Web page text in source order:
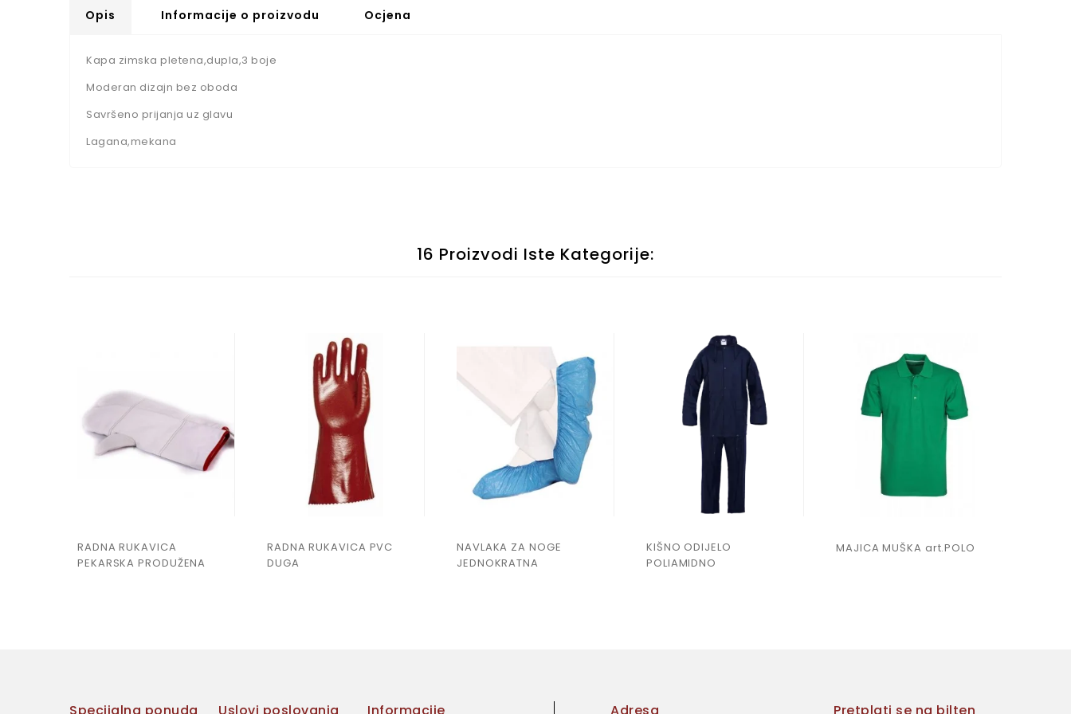
Opis Informacije o proizvodu Ocjena
Kapa zimska pletena,dupla,3 boje
Moderan dizajn bez oboda
Savršeno prijanja uz glavu
Lagana,mekana
16 Proizvodi Iste Kategorije:
RADNA RUKAVICA
PEKARSKA PRODUŽENA
RADNA RUKAVICA PVC
DUGA
NAVLAKA ZA NOGE
JEDNOKRATNA
KIŠNO ODIJELO
POLIAMIDNO
MAJICA MUŠKA art.POLO